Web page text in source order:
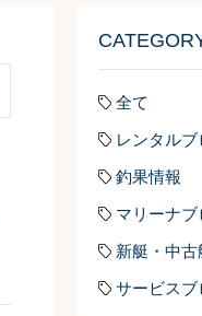
全て
レンタルブ
釣果情報
マリーナブ
新艇・中
サービスブ